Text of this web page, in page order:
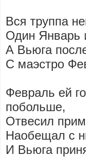
Вся труппа
Один Январь
А Вьюга
С маэстро
Февраль ей
побольше,
Отвесил
Наобещал с
И Вьюга